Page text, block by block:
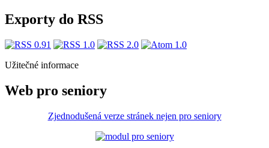
Exporty do RSS
Užitečné informace
Web pro seniory
Zjednodušená verze stránek nejen pro seniory